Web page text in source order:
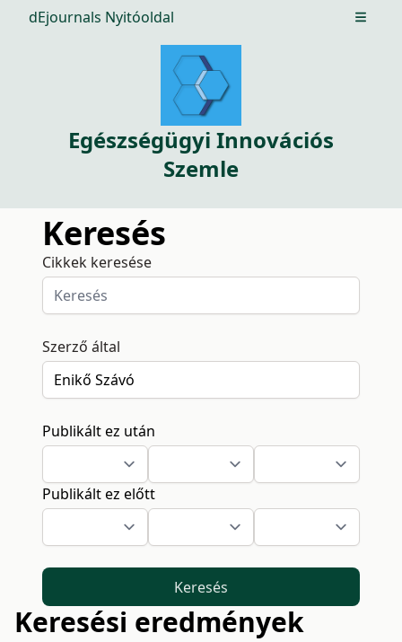
dEjournals Nyitóoldal Open
Egészségügyi Innovációs
Szemle
Keresés
Cikkek keresése
Szerző által
Publikált ez után
Publikált ez előtt
Keresés
Keresési eredmények